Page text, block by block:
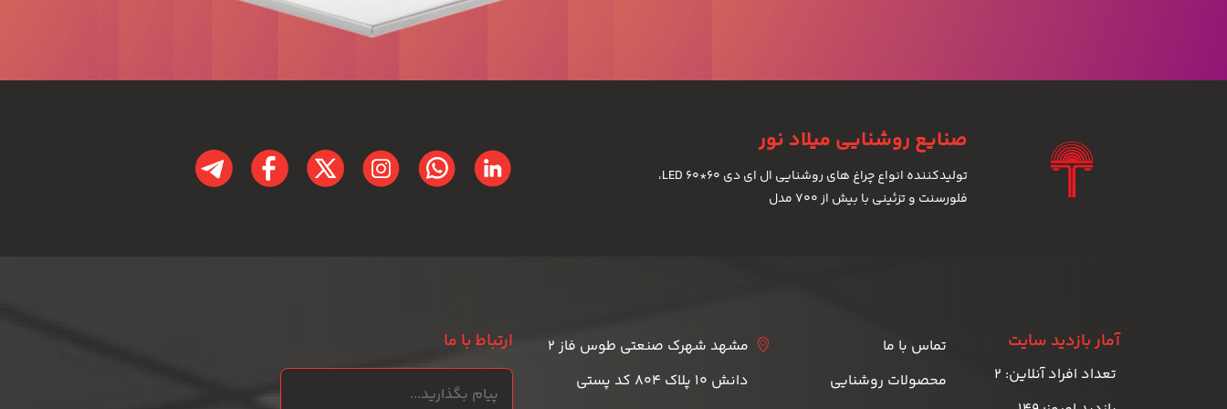
صنایع روشنایی میلاد نور
تولیدکننده انواع چراغ های روشنایی ال ای دی LED 60*60،
فلورسنت و تزئینی با بیش از 700 مدل
آمار بازدید سایت
تعداد افراد آنلاین: 2
تماس با ما
محصولات روشنایی
مشهد شهرک صنعتی طوس فاز 2
دانش 10 پلاک 804 کد پستی
ارتباط با ما